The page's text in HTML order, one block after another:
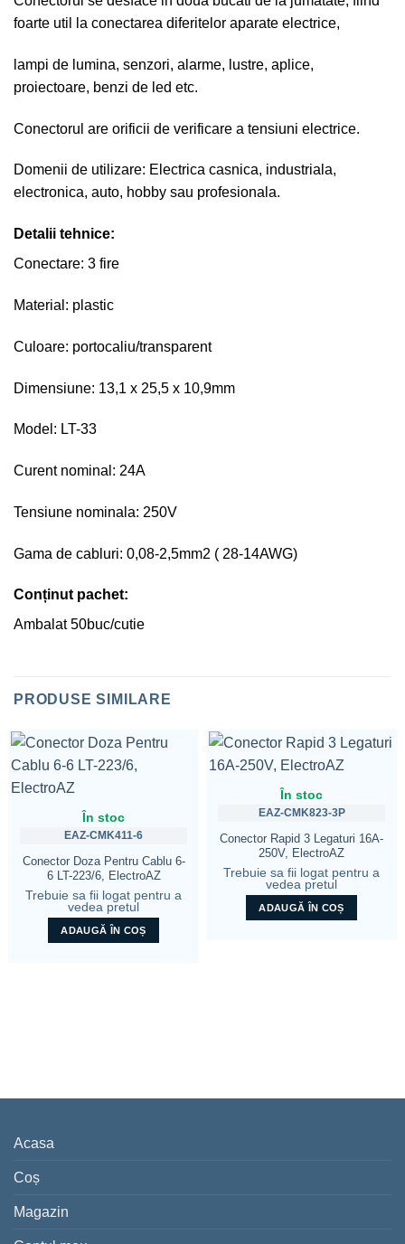
foarte util la conectarea diferitelor aparate electrice,
lampi de lumina, senzori, alarme, lustre, aplice,
proiectoare, benzi de led etc.
Conectorul are orificii de verificare a tensiuni electrice.
Domenii de utilizare: Electrica casnica, industriala,
electronica, auto, hobby sau profesionala.
Detalii tehnice:
Conectare: 3 fire
Material: plastic
Culoare: portocaliu/transparent
Dimensiune: 13,1 x 25,5 x 10,9mm
Model: LT-33
Curent nominal: 24A
Tensiune nominala: 250V
Gama de cabluri: 0,08-2,5mm2 ( 28-14AWG)
Conținut pachet:
Ambalat 50buc/cutie
PRODUSE SIMILARE
În stoc
EAZ-CMK411-6
Conector Doza Pentru Cablu 6-
6 LT-223/6, ElectroAZ
Trebuie sa fii logat pentru a
vedea pretul
ADAUGĂ ÎN COȘ
În stoc
EAZ-CMK823-3P
Conector Rapid 3 Legaturi 16A-
250V, ElectroAZ
Trebuie sa fii logat pentru a
vedea pretul
ADAUGĂ ÎN COȘ
Acasa
Coș
Magazin